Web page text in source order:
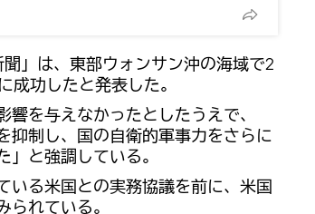
」は、東部ウォンサン沖の海域で2
成功したと発表した。
を与えなかったとしたうえで、
抑制し、国の自衛的軍事力をさらに
と強調している。
いる米国との実務協議を前に、米国
れている。